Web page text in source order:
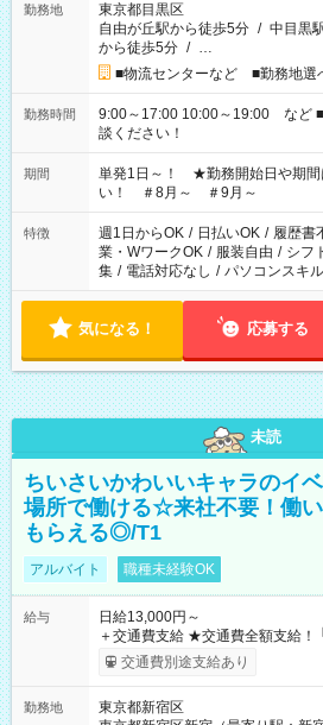
勤務地
東京都目黒区
自由が丘駅から徒歩5分 / 中目黒
から徒歩5分 / …
■物流センターなど ■勤務地選
勤務時間
9:00～17:00 10:00～19:00 など ■ 他の時間帯もお気軽にご相
談ください！
期間
単発1日～！ ★勤務開始日や期間
い！ ＃8月～ ＃9月～
特徴 週1日からOK / 日払いOK / 履歴書
業・WワークOK / 服装自由 / シフ
集 / 電話対応なし / パソコンスキ
気になる！ 応募する
未読
ちいさいかわいいキャラのイ
場所で働ける☆来社不要！働
もらえる◎/T1
アルバイト 職種未経験OK
給与
日給13,000円～
＋交通費支給 ★交通費全額支給！ ┗案件により規定あり ★日払
いOK！（規定あり） ┗働いたそ
ンビニATMから 日払い分を引き落とせます！
交通費別途支給あり
勤務地
東京都新宿区